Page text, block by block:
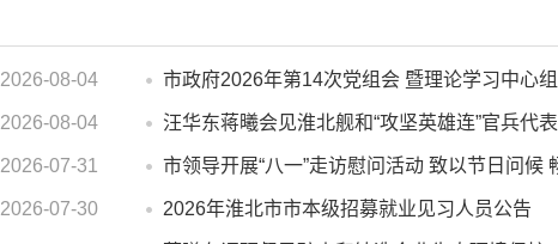
2026-08-04
2026-08-04 汪华东蒋曦会见淮北舰和“攻坚英雄连”官兵代表
2026-07-31
2026-07-30 2026年淮北市市本级招募就业见习人员公告